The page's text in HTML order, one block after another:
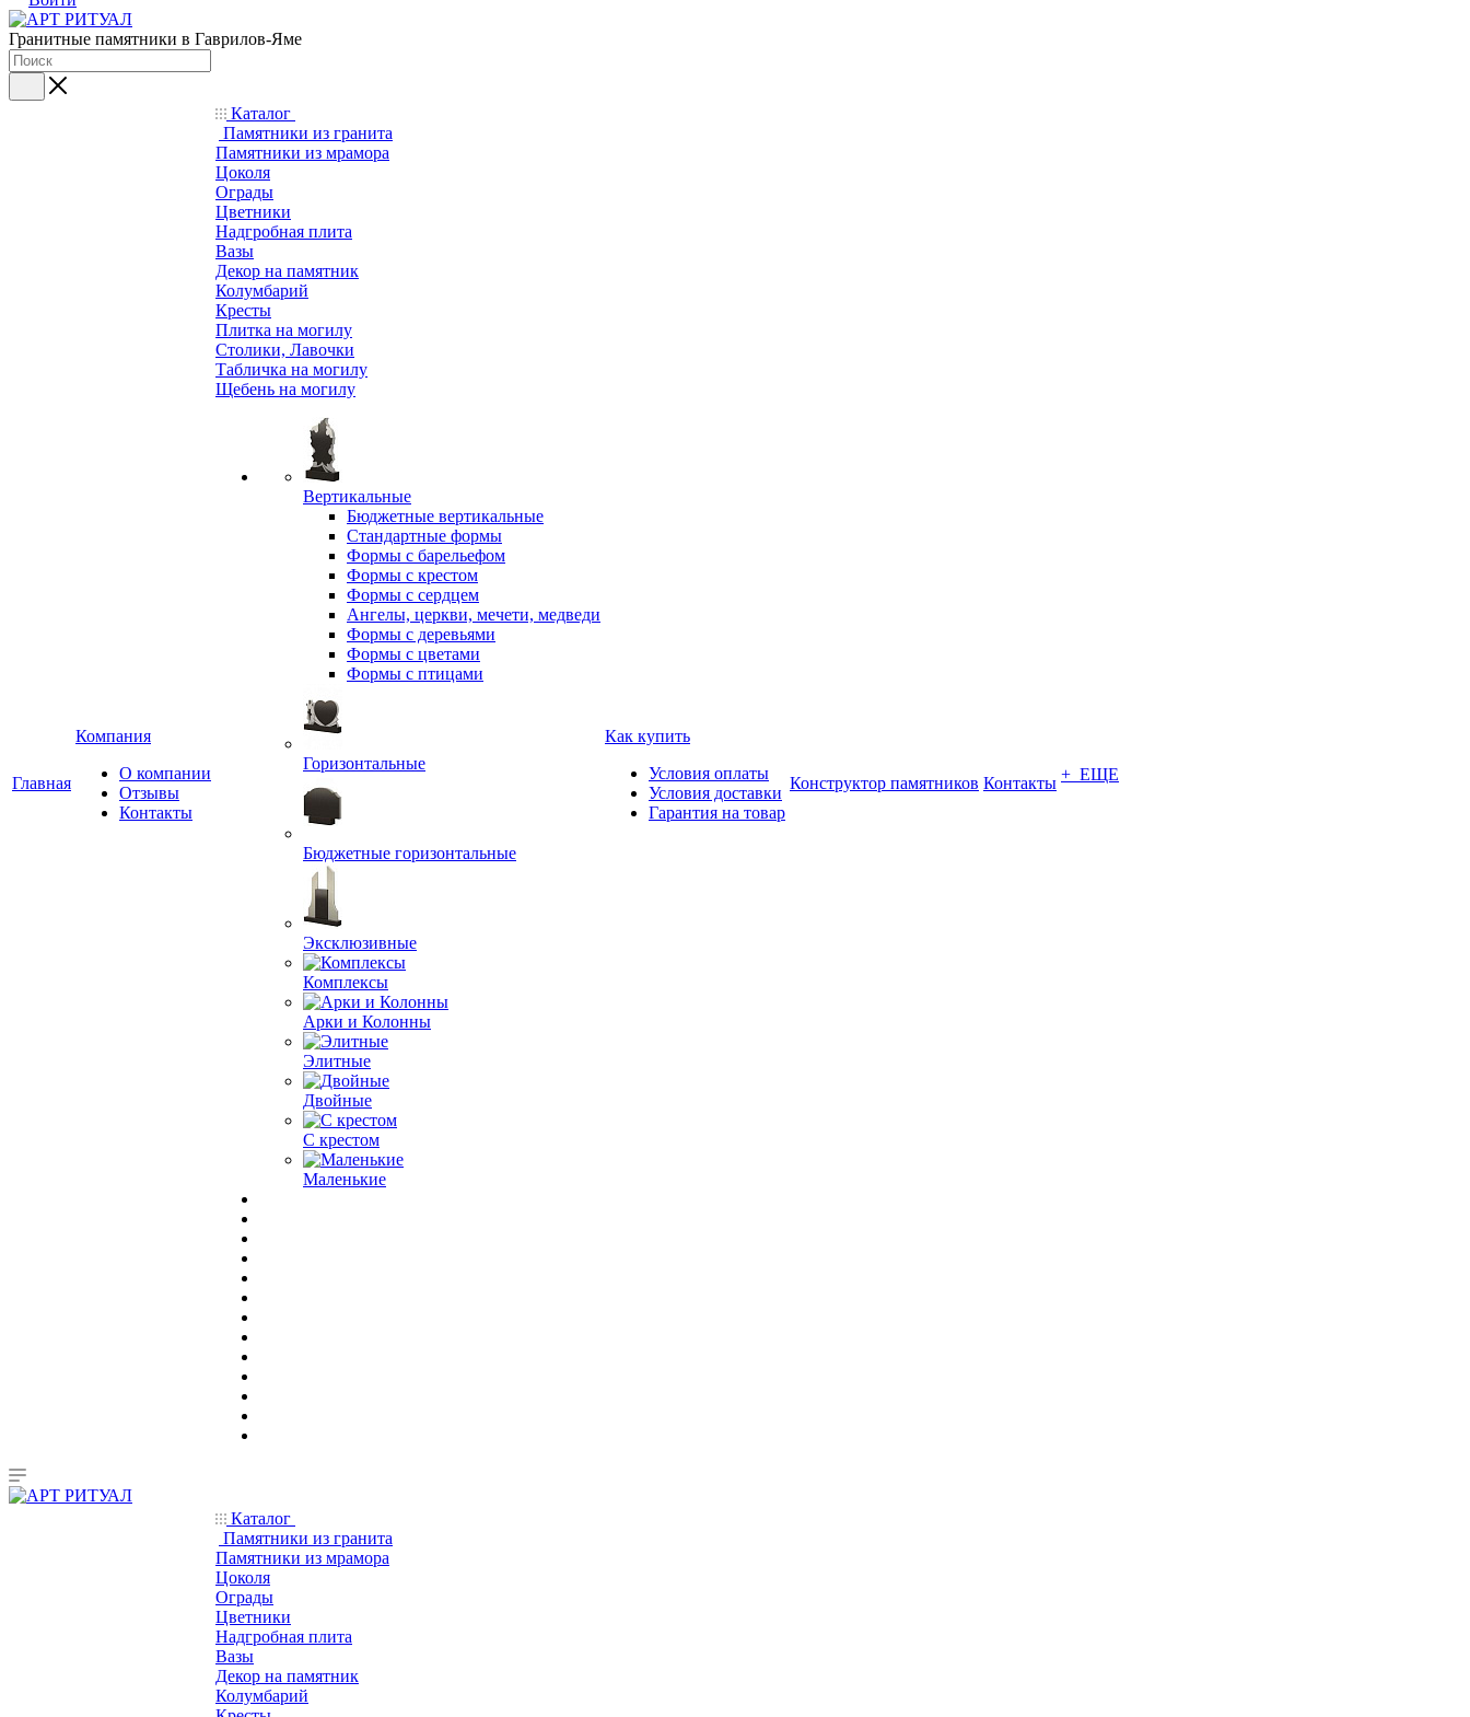
Гранитные памятники в Гаврилов-Яме
Главная
Компания
О компании
Отзывы
Контакты
Каталог
Памятники из гранита
Памятники из мрамора
Цоколя
Ограды
Цветники
Надгробная плита
Вазы
Декор на памятник
Колумбарий
Кресты
Плитка на могилу
Столики, Лавочки
Табличка на могилу
Щебень на могилу
Вертикальные
Бюджетные вертикальные
Стандартные формы
Формы с барельефом
Формы с крестом
Формы с сердцем
Ангелы, церкви, мечети, медведи
Формы с деревьями
Формы с цветами
Формы с птицами
Горизонтальные
Бюджетные горизонтальные
Эксклюзивные
Комплексы
Арки и Колонны
Элитные
Двойные
С крестом
Маленькие
Как купить
Условия оплаты
Условия доставки
Гарантия на товар
Конструктор памятников Контакты + ЕЩЕ
Каталог
Памятники из гранита
Памятники из мрамора
Цоколя
Ограды
Цветники
Надгробная плита
Вазы
Декор на памятник
Колумбарий